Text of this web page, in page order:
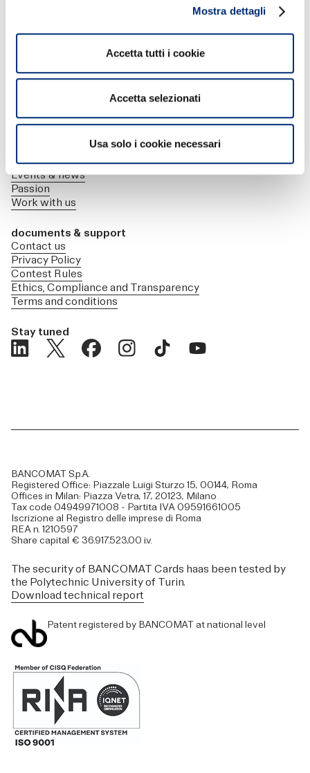
Mostra dettagli
Accetta tutti i cookie
Accetta selezionati
Usa solo i cookie necessari
The company
Press releases
Events & news
Passion
Work with us
documents & support
Contact us
Privacy Policy
Contest Rules
Ethics, Compliance and Transparency
Terms and conditions
Stay tuned
BANCOMAT S.p.A.
Registered Office: Piazzale Luigi Sturzo 15, 00144, Roma
Offices in Milan: Piazza Vetra, 17, 20123, Milano
Tax code 04949971008 - Partita IVA 09591661005
Iscrizione al Registro delle imprese di Roma
REA n. 1210597
Share capital € 36.917.523,00 i.v.
The security of BANCOMAT Cards haas been tested by
the Polytechnic University of Turin.
Download technical report
Patent registered by BANCOMAT at national level